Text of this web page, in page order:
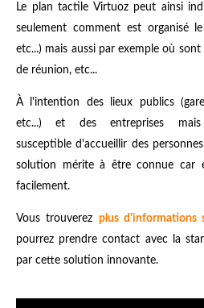
Le plan tactile Virtuoz peut ainsi
seulement comment est organisé
etc...) mais aussi par exemple où sont
de réunion, etc...
À l'intention des lieux publics
etc...) et des entreprises
susceptible d'accueillir des
solution mérite à être connue car
facilement.
Vous trouverez plus d'informations
pourrez prendre contact avec la
par cette solution innovante.